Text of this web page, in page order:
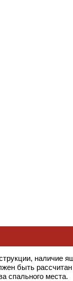
наличие
быть
спального места.